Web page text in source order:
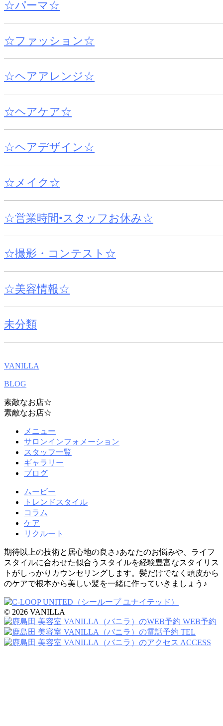
☆パーマ☆
☆ファッション☆
☆ヘアアレンジ☆
☆ヘアケア☆
☆ヘアデザイン☆
☆メイク☆
☆営業時間•スタッフお休み☆
☆撮影・コンテスト☆
☆美容情報☆
未分類
VANILLA
BLOG
素敵なお店☆
素敵なお店☆
メニュー
サロンインフォメーション
スタッフ一覧
ギャラリー
ブログ
ムービー
トレンドスタイル
コラム
ケア
リクルート
期待以上の技術と居心地の良さ♪あなたのお悩みや、ライフ
スタイルに合わせた似合うスタイルを経験豊富なスタイリス
トがしっかりカウンセリングします。髪だけでなく頭皮から
のケアで根本から美しい髪を一緒に作っていきましょう♪
© 2026 VANILLA
WEB予約
TEL
ACCESS